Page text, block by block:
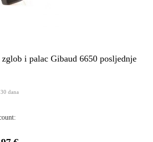
i palac Gibaud 6650 posljednje
dana